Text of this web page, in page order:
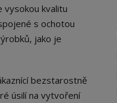
vysokou kvalitu
s ochotou
jako je
bezstarostně
úsilí na vytvoření